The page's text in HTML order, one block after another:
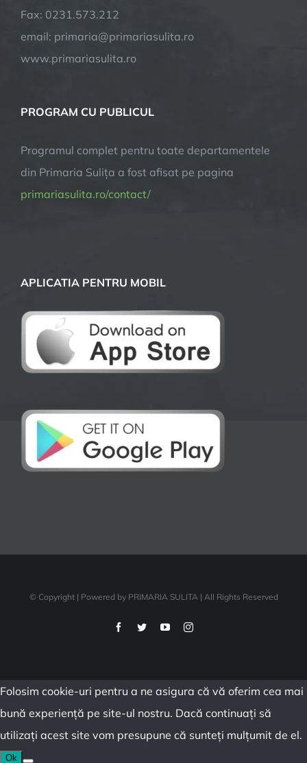
Fax: 0231.573.212
email: primaria@primariasulita.ro
www.primariasulita.ro
PROGRAM CU PUBLICUL
Programul complet pentru toate departamentele
din Primaria Sulița a fost afisat pe pagina
primariasulita.ro/contact/
APLICATIA PENTRU MOBIL
© Copyright | Powered by PRIMARIA SULITA | All Rights Reserved
FacebookTwitterYouTubeInstagram
Folosim cookie-uri pentru a ne asigura că vă oferim cea mai
bună experiență pe site-ul nostru. Dacă continuați să
utilizați acest site vom presupune că sunteți mulțumit de el.
Ok